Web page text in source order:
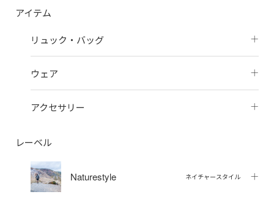
アイテム
リュック・バッグ
ウェア
アクセサリー
レーベル
Naturestyle ネイチャースタイル